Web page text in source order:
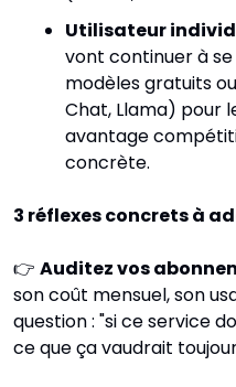
Utilisateur
vont continuer à
modèles gratuits
Chat, Llama) pour
avantage
concrète.
3 réflexes concrets à
👉 Auditez vos
son coût mensuel, son
question : "si ce service
ce que ça vaudrait